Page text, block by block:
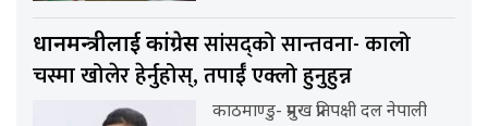
प्रधानमन्त्रीलाई कांग्रेससांसद्को सान्तवना- कालो
चस्मा खोलेर हेर्नुहोस्, तपाईँ एक्लो हुनुहुन्न
काठमाण्डु- प्रमुख प्रतिपक्षी दल नेपाली